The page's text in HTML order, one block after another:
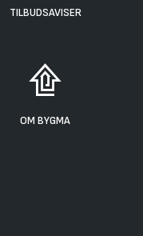
TILBUDSAVISER
OM BYGMA